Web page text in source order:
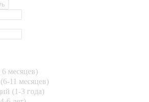
месяцев)
11 месяцев)
(1-3 года)